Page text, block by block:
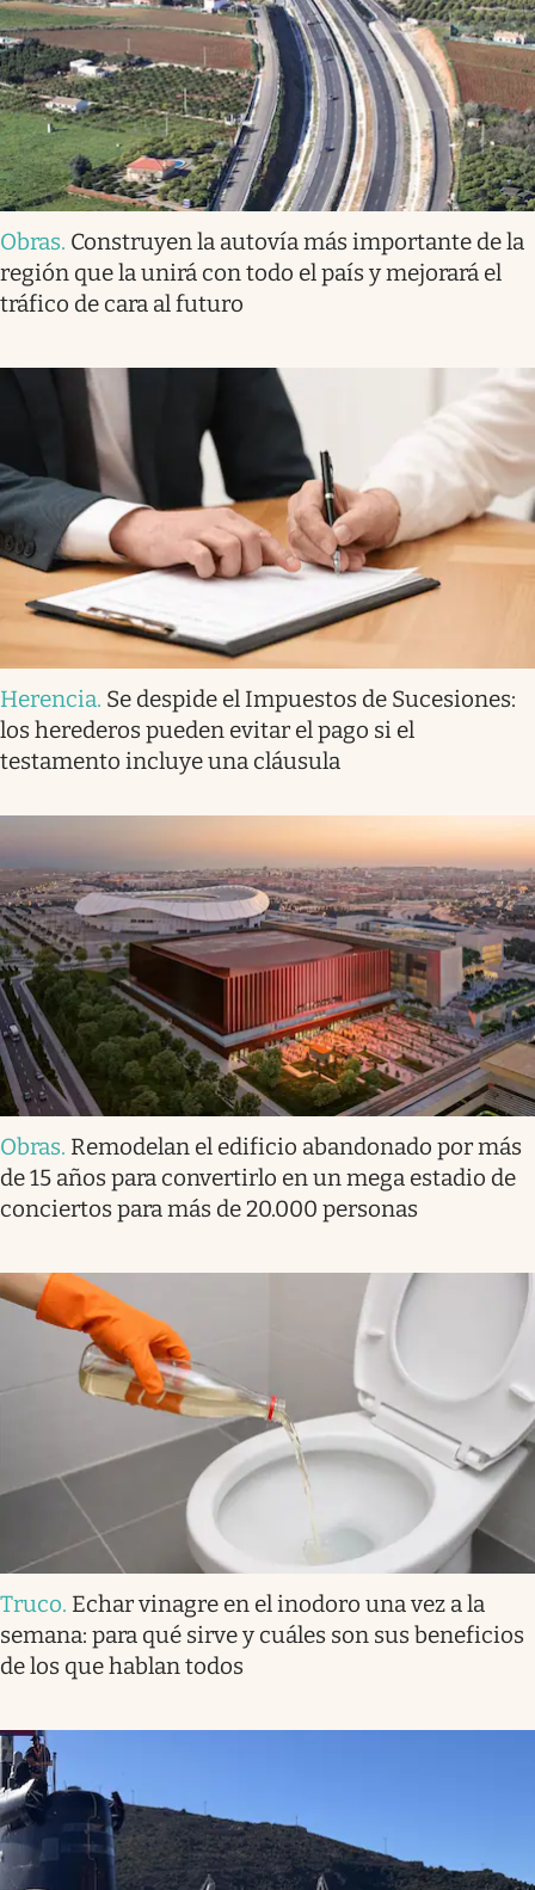
Obras. Construyen la autovía más importante de la
región que la unirá con todo el país y mejorará el
tráfico de cara al futuro
Herencia. Se despide el Impuestos de Sucesiones:
los herederos pueden evitar el pago si el
testamento incluye una cláusula
Obras. Remodelan el edificio abandonado por más
de 15 años para convertirlo en un mega estadio de
conciertos para más de 20.000 personas
Truco. Echar vinagre en el inodoro una vez a la
semana: para qué sirve y cuáles son sus beneficios
de los que hablan todos